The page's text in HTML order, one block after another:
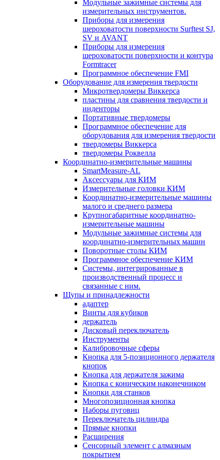
Модульные зажимные системы для
измерительных инструментов.
Приборы для измерения
шероховатости поверхности Surftest SJ,
SV и AVANT
Приборы для измерения
шероховатости поверхности и контура
Formtracer
Программное обеспечение FMI
Оборудование для измерения твердости
Микротвердомеры Виккерса
пластины для сравнения твердости и
инденторы
Портативные твердомеры
Программное обеспечение для
оборудования для измерения твердости
твердомеры Виккерса
твердомеры Роквелла
Координатно-измерительные машины
SmartMeasure-AL
Аксессуары для КИМ
Измерительные головки КИМ
Координатно-измерительные машины
малого и среднего размера
Крупногабаритные координатно-
измерительные машины
Модульные зажимные системы для
координатно-измерительных машин
Поворотные столы КИМ
Программное обеспечение КИМ
Системы, интегрированные в
производственный процесс и
связанные с ним.
Щупы и принадлежности
адаптер
Винты для кубиков
держатель
Дисковый переключатель
Инструменты
Калибровочные сферы
Кнопка для 5-позиционного держателя
кнопок
Кнопка для держателя зажима
Кнопка с коническим наконечником
Кнопки для станков
Многопозиционная кнопка
Наборы пуговиц
Переключатель цилиндра
Прямые кнопки
Расширения
Сенсорный элемент с алмазным
покрытием